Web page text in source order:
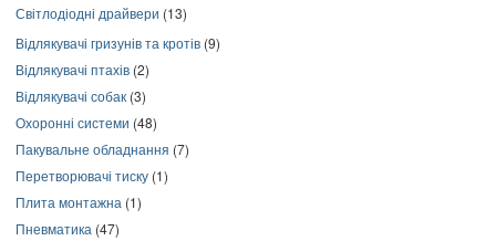
Світлодіодні драйвери (13)
Відлякувачі гризунів та кротів (9)
Відлякувачі птахів (2)
Відлякувачі собак (3)
Охоронні системи (48)
Пакувальне обладнання (7)
Перетворювачі тиску (1)
Плита монтажна (1)
Пневматика (47)